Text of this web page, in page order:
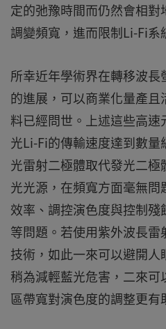
定的弛豫時間而仍然會相
調變頻寬，進而限制Li-Fi系
所幸近年學術界在轉移波
的進展，可以商業化量產
料已經問世。上述這些高
光Li-Fi的傳輸速度達到數
光雷射二極體取代發光二
光光源，在頻寬方面毫無
效率、調控演色度與控制
等問題。若使用紫外波長
技術，如此一來可以避開
稍為減輕藍光危害，二來
區帶寬對演色度的調整更有